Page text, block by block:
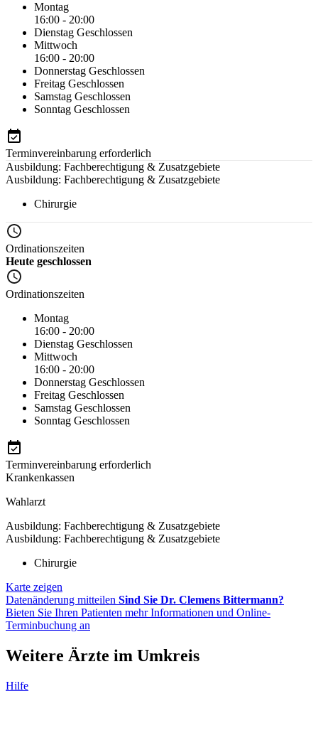
Montag
16:00 - 20:00
Dienstag Geschlossen
Mittwoch
16:00 - 20:00
Donnerstag Geschlossen
Freitag Geschlossen
Samstag Geschlossen
Sonntag Geschlossen
Terminvereinbarung erforderlich
Ausbildung: Fachberechtigung & Zusatzgebiete
Ausbildung: Fachberechtigung & Zusatzgebiete
Chirurgie
Ordinationszeiten
Heute geschlossen
Ordinationszeiten
Montag
16:00 - 20:00
Dienstag Geschlossen
Mittwoch
16:00 - 20:00
Donnerstag Geschlossen
Freitag Geschlossen
Samstag Geschlossen
Sonntag Geschlossen
Terminvereinbarung erforderlich
Krankenkassen
Wahlarzt
Ausbildung: Fachberechtigung & Zusatzgebiete
Ausbildung: Fachberechtigung & Zusatzgebiete
Chirurgie
Karte zeigen
Datenänderung mitteilen Sind Sie Dr. Clemens Bittermann?
Bieten Sie Ihren Patienten mehr Informationen und Online-
Terminbuchung an
Weitere Ärzte im Umkreis
Hilfe